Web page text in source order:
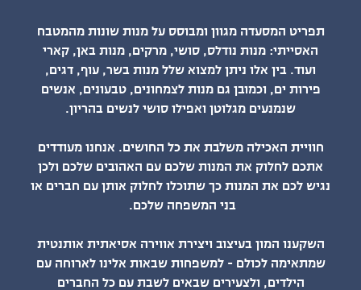
תפריט המסעדה מגוון ומבוסס על מנות שונות מהמטבח
האסייתי: מנות נודלס, סושי, מרקים, מנות באן, קארי
ועוד. בין אלו ניתן למצוא שלל מנות בשר, עוף, דגים,
פירות ים, וכמובן גם מנות לצמחונים, טבעונים, אנשים
שנמנעים מגלוטן ואפילו סושי לנשים בהריון.
חוויית האכילה משלבת את כל החושים. אנחנו מעודדים
אתכם לחלוק את המנות שלכם עם האהובים שלכם ולכן
נגיש לכם את המנות כך שתוכלו לחלוק אותן עם חברים או
בני המשפחה שלכם.
השקענו המון בעיצוב ויצירת אווירה אסיאתית אותנטית
שמתאימה לכולם - למשפחות שבאות אלינו לארוחה עם
הילדים, ולצעירים שבאים לשבת עם כל החברים